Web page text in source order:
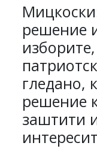
решение
гледано,
решение
заштити